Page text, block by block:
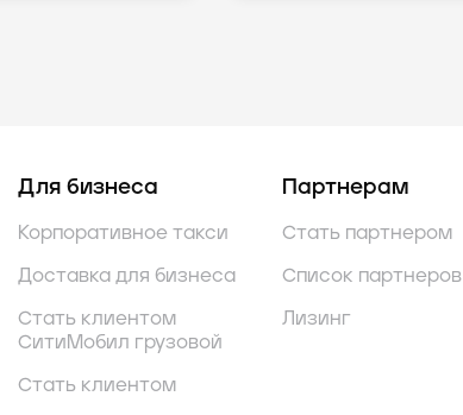
Для бизнеса
Корпоративное такси
Доставка для бизнеса
Стать клиентом
СитиМобил грузовой
Стать клиентом
Партнерам
Стать партнером
Список партнеров
Лизинг